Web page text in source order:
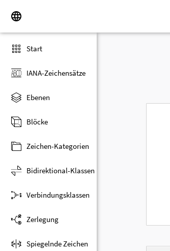
Start
IANA-Zeichensätze
Ebenen
Blöcke
Zeichen-Kategorien
Bidirektional-Klassen
Verbindungsklassen
Zerlegung
Spiegelnde Zeichen